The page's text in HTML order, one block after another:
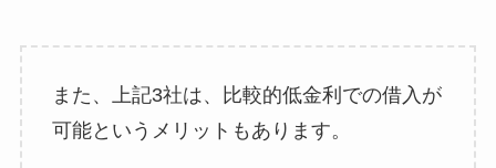
また、上記3社は、比較的低金利での借入が
可能というメリットもあります。